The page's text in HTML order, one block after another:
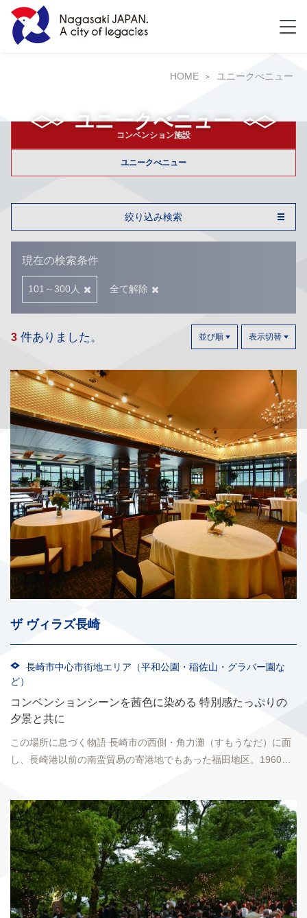
HOME ユニークべニュー
ユニークべニュー
コンベンション施設
ユニークべニュー
絞り込み検索
現在の検索条件
101～300人 全て解除
3 件ありました。 並び順 表示切替
ザ ヴィラズ長崎
長崎市中心市街地エリア（平和公園・稲佐山・グラバー園な
ど）
コンベンションシーンを茜色に染める 特別感たっぷりの
夕景と共に
この場所に息づく物語 長崎市の西側・角力灘（すもうなだ）に面
し、長崎港以前の南蛮貿易の寄港地でもあった福田地区。1960年